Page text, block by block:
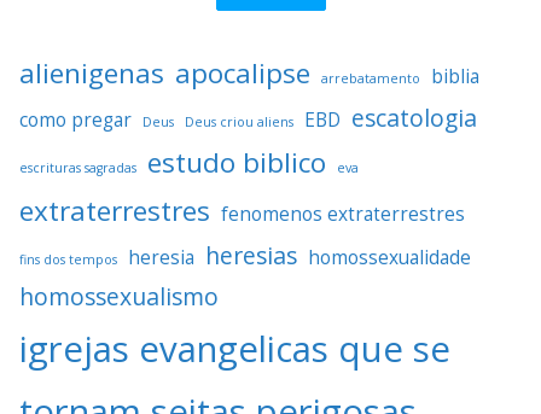
alienigenas apocalipse arrebatamento
biblia
como pregar
Deus Deus criou aliens EBD escatologia
escrituras sagradas estudo biblico eva
extraterrestres fenomenos extraterrestres
fins dos tempos heresia heresias homossexualidade
homossexualismo
igrejas evangelicas que se